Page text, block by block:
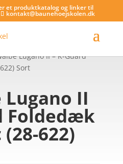
et produktkatalog og linker til
kontakt@baunehoejskolen.dk
Lugano II – K-Guard
Sort
Lugano II
Foldedæk
(28-622)